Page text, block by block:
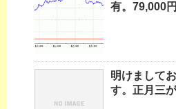
有。79,000
明けまして
す。正月三